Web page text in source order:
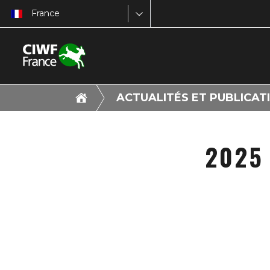
France
ACTUALITÉS ET
2025